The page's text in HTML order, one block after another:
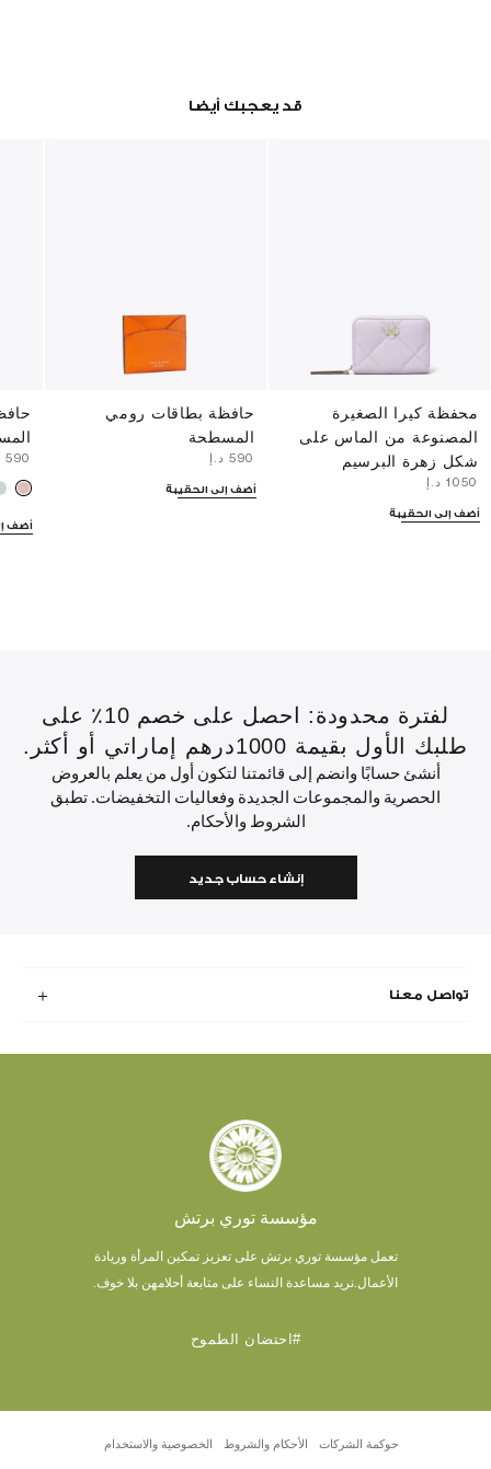
قد يعجبك أيضا
محفظة كيرا الصغيرة
المصنوعة من الماس على
شكل زهرة البرسيم
أضف إلى الحقيبة
حافظة بطاقات رومي
المسطحة
أضف إلى الحقيبة
أضف
لفترة محدودة: احصل على خصم 10٪ على
طلبك الأول بقيمة 1000درهم إماراتي أو أكثر.
أنشئ حسابًا وانضم إلى قائمتنا لتكون أول من يعلم بالعروض
الحصرية والمجموعات الجديدة وفعاليات التخفيضات. تطبق
الشروط والأحكام.
إنشاء حساب جديد
تواصل معنا
مؤسسة توري برتش
تعمل مؤسسة توري برتش على تعزيز تمكين المرأة وريادة
الأعمال. نريد مساعدة النساء على متابعة أحلامهن بلا خوف.
#احتضان الطموح
حوكمة الشركات الأحكام والشروط الخصوصية والاستخدام